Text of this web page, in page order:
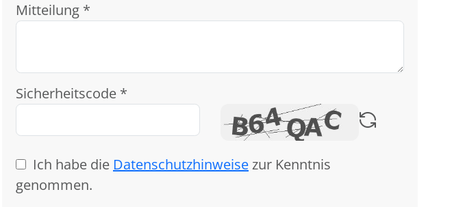
Mitteilung *
Sicherheitscode *
Ich habe die Datenschutzhinweisezur Kenntnis
genommen.